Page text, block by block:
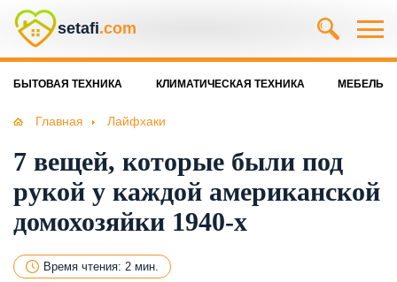
setafi.com
БЫТОВАЯ ТЕХНИКА КЛИМАТИЧЕСКАЯ ТЕХНИКА МЕБЕЛЬ
Главная Лайфхаки
7 вещей, которые были под
рукой у каждой американской
домохозяйки 1940-х
Время чтения: 2 мин.